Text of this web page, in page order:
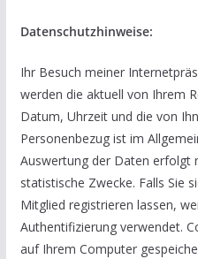
Datenschutzhinweise:
Ihr Besuch meiner
werden die aktuell von Ihrem
Datum, Uhrzeit und die von
Personenbezug ist im
Auswertung der Daten erfolgt
statistische Zwecke. Falls Sie
Mitglied registrieren lassen,
Authentifizierung verwendet.
auf Ihrem Computer